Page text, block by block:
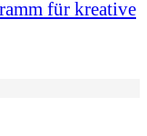
für kreative